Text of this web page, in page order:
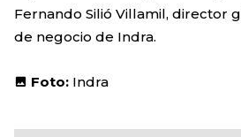
Fernando Silió Villamil, director
de negocio de Indra.
Foto: Indra